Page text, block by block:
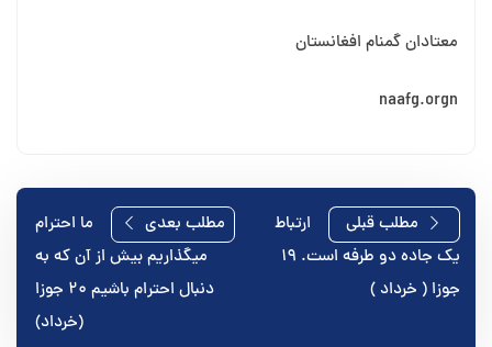
معتادان گمنام افغانستان
naafg.orgn
راهبری
نوشته
مطلب قبلی
ارتباط
یک جاده دو طرفه است. ۱۹
جوزا ( خرداد )
مطلب بعدی
ما احترام
میگذاریم بیش از آن که به
دنبال احترام باشیم ۲۰ جوزا
(خرداد)